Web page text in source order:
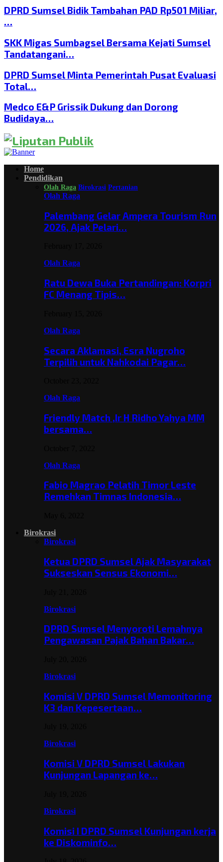
DPRD Sumsel Bidik Tambahan PAD Rp501 Miliar,
…
SKK Migas Sumbagsel Bersama Kejati Sumsel
Tandatangani…
DPRD Sumsel Minta Pemerintah Pusat Evaluasi
Total…
Medco E&P Grissik Dukung dan Dorong
Budidaya…
Home
Pendidikan
Olah Raga Birokrasi Pertanian
Olah Raga
Palembang Gelar Ampera Tourism Run
2026, Ajak Pelari…
Olah Raga
Ratu Dewa Buka Pertandingan: Korpri
FC Menang Tipis…
Olah Raga
Secara Aklamasi, Esra Nugroho
Terpilih untuk Nahkodai Pagar…
Olah Raga
Friendly Match ,Ir H Ridho Yahya MM
bersama…
Olah Raga
Fabio Magrao Pelatih Timor Leste
Remehkan Timnas Indonesia…
Birokrasi
Birokrasi
Ketua DPRD Sumsel Ajak Masyarakat
Sukseskan Sensus Ekonomi…
Birokrasi
DPRD Sumsel Menyoroti Lemahnya
Pengawasan Pajak Bahan Bakar…
Birokrasi
Komisi V DPRD Sumsel Memonitoring
K3 dan Kepesertaan…
Birokrasi
Komisi V DPRD Sumsel Lakukan
Kunjungan Lapangan ke…
Birokrasi
Komisi I DPRD Sumsel Kunjungan kerja
ke Diskominfo…